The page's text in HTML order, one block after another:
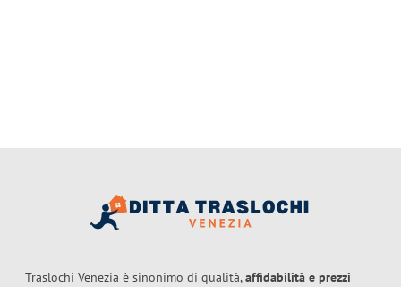
Traslochi Venezia è sinonimo di qualità,affidabilità e prezzi